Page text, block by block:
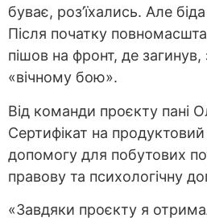
буває, роз’їхались. Але
Після початку
пішов на фронт, де
«вічному бою».
Від команди проєкту пані
Сертифікат на продуктовий
допомогу для побутових
правову та психологічну
«Завдяки проєкту я